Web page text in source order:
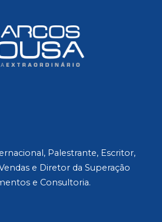
Palestrante, Escritor,
e Diretor da Superação
e Consultoria.